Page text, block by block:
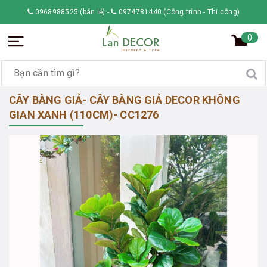
0968988525 (bán lẻ) - 0974781440 (Công trình - Thi công)
0
CÂY BÀNG GIẢ- CÂY BÀNG GIẢ DECOR KHÔNG
GIAN XANH (110CM)- CC1276